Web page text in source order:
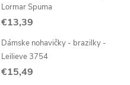
Lormar Spuma
€13,39
Dámske nohavičky - brazilky -
Leilieve 3754
€15,49